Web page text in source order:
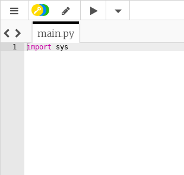
main.py
1 import sys